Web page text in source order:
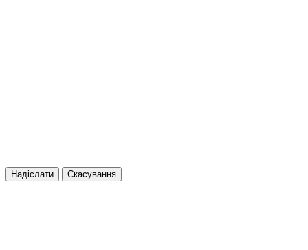
Надіслати Скасування